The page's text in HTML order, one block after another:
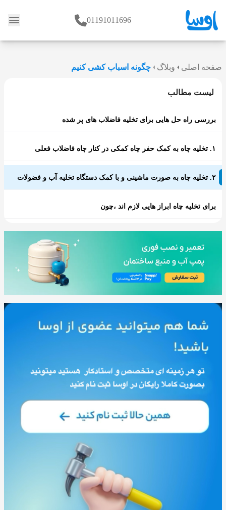
وبلاگ 01191011696
صفحه اصلی وبلاگ چگونه اسباب کشی کنیم
لیست مطالب
بررسی راه حل هایی برای تخلیه فاضلاب های پر شده
۱. تخلیه چاه به کمک حفر چاه کمکی در کنار چاه فاضلاب فعلی
۲. تخلیه چاه به صورت ماشینی و با کمک دستگاه تخلیه آب و فضولات
برای تخلیه چاه ابراز هایی لازم اند ،چون